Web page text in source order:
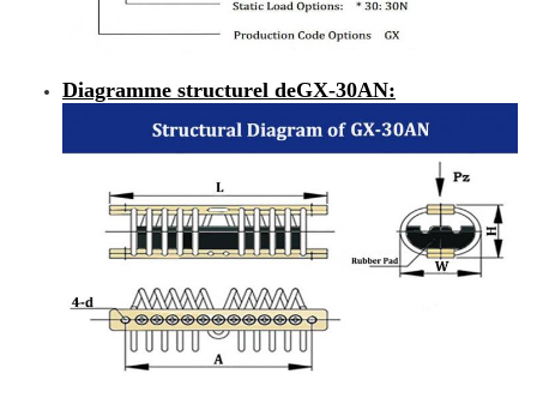
Diagramme structurel deGX-30AN: